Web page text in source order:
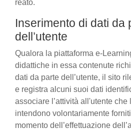
reato.
Inserimento di dati da
dell’utente
Qualora la piattaforma e-
didattiche in essa contenute
dati da parte dell’utente, il sito
e registra alcuni suoi dati
associare l’attività all'utente che
intendono volontariamente
momento dell’effettuazione